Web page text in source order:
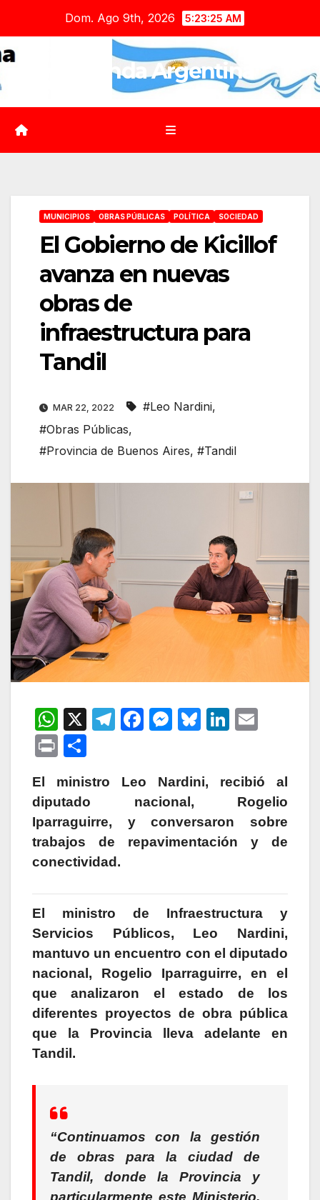
contenido
Dom. Ago 9th, 2026 5:23:26 AM
Agenda Argentina
MUNICIPIOS OBRAS PÚBLICAS POLÍTICA SOCIEDAD
El Gobierno de Kicillof
avanza en nuevas
obras de
infraestructura para
Tandil
MAR 22, 2022 #Leo Nardini,
#Obras Públicas,
#Provincia de Buenos Aires, #Tandil
W
h
at
s
A
p
p
X
T
gr
m
F
e
b
o
M
s
e
n
Bl
s
y
Li
e
dI
n
P
nt m
p
ar
tir
El ministro Leo Nardini, recibió al
diputado nacional, Rogelio
Iparraguirre, y conversaron sobre
trabajos de repavimentación y de
conectividad.
El ministro de Infraestructura y
Servicios Públicos, Leo Nardini,
mantuvo un encuentro con el diputado
nacional, Rogelio Iparraguirre, en el
que analizaron el estado de los
diferentes proyectos de obra pública
que la Provincia lleva adelante en
Tandil.
“Continuamos con la gestión
de obras para la ciudad de
Tandil, donde la Provincia y
particularmente este Ministerio,